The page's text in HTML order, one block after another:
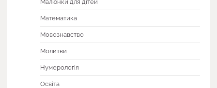
Малюнки для дітей
Математика
Мовознавство
Молитви
Нумерологія
Освіта